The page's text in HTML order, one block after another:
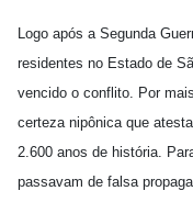
Logo após a Segunda
residentes no Estado de
vencido o conflito. Por
certeza nipônica que
2.600 anos de história.
passavam de falsa